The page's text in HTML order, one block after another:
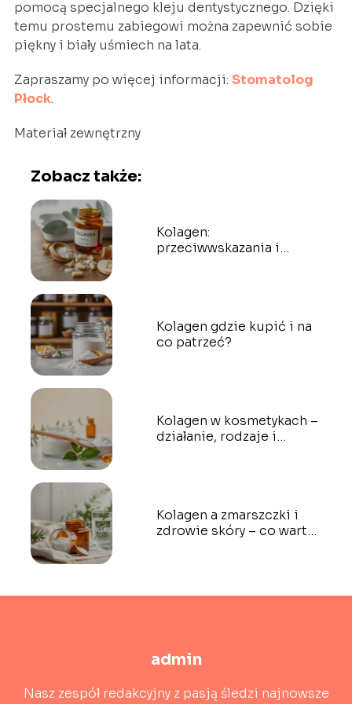
pomocą specjalnego kleju dentystycznego. Dzięki
temu prostemu zabiegowi można zapewnić sobie
piękny i biały uśmiech na lata.
Zapraszamy po więcej informacji: Stomatolog
Płock.
Materiał zewnętrzny
Zobacz także:
Kolagen:
przeciwwskazania i
Kolagen gdzie kupić i na
co patrzeć?
Kolagen w kosmetykach –
działanie, rodzaje i
Kolagen a zmarszczki i
zdrowie skóry – co warto
admin
Nasz zespół redakcyjny z pasją śledzi najnowsze